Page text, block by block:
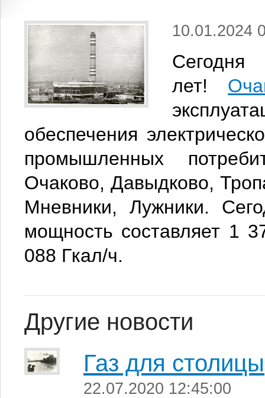
10.01.2024
лет!
обеспечения
промышленных
Очаково, Давыдково,
Мневники, Лужники.
мощность составляет 1
088 Гкал/ч.
Другие новости
Газ для столицы
22.07.2020 12:45:00